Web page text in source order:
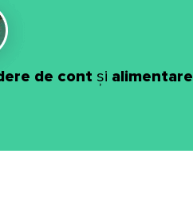
de cont și alimentare